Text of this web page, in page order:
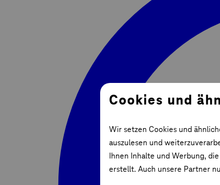
Cookies und
Wir setzen Cookies und
auszulesen und
Ihnen Inhalte und Werbung,
erstellt. Auch unsere Partner